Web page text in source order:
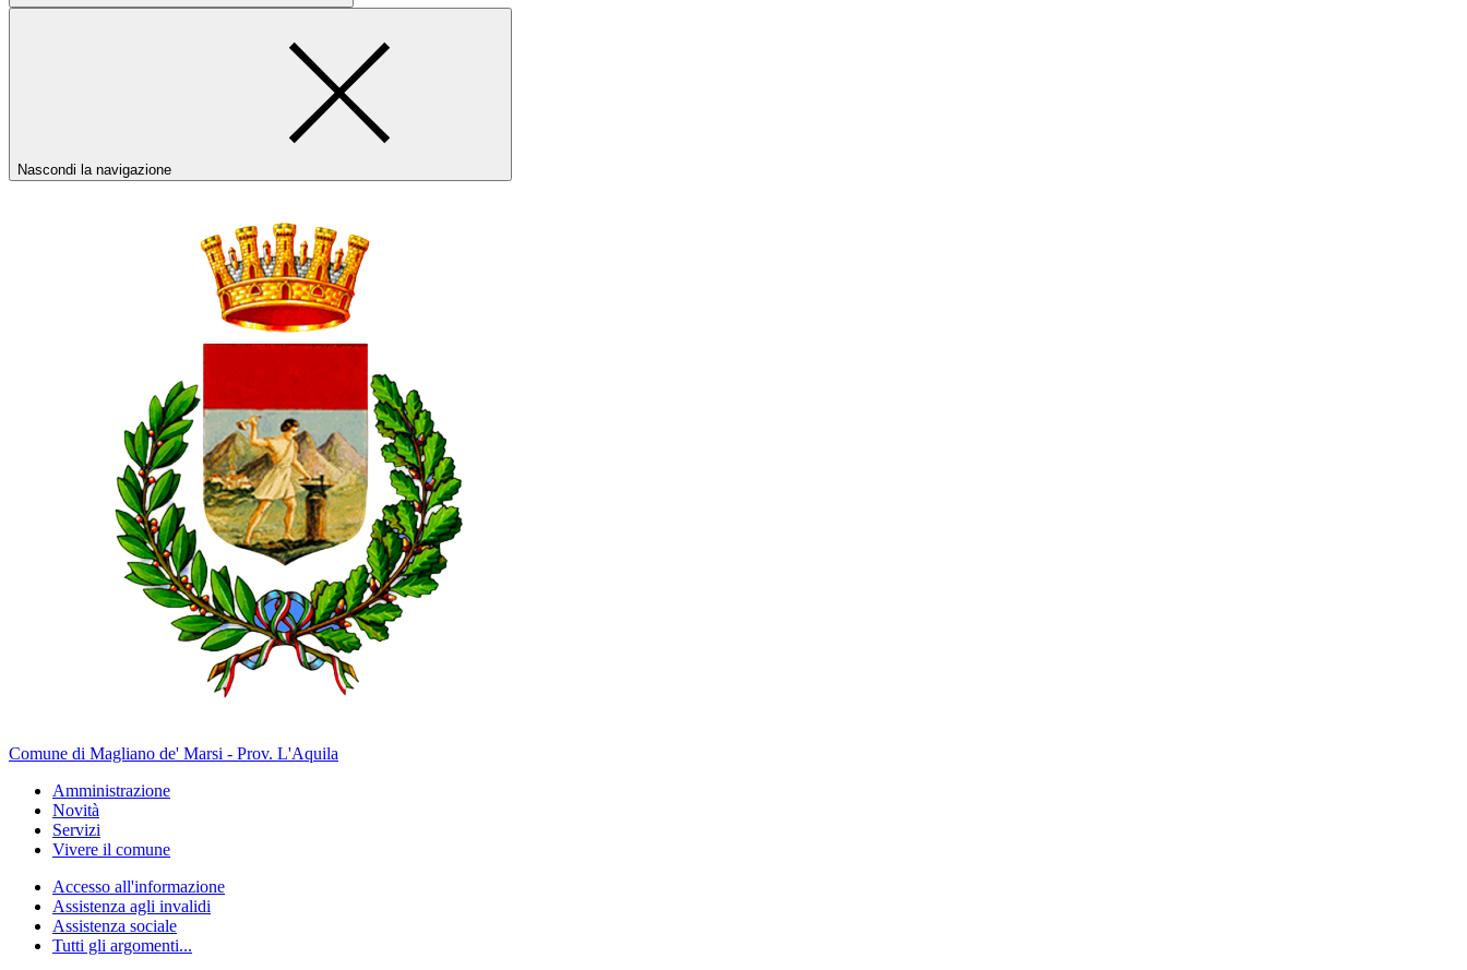
Nascondi la navigazione
Comune di Magliano de' Marsi - Prov. L'Aquila
Amministrazione
Novità
Servizi
Vivere il comune
Accesso all'informazione
Assistenza agli invalidi
Assistenza sociale
Tutti gli argomenti...